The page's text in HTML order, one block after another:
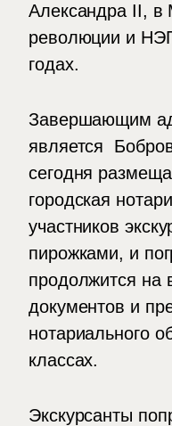
Александра II, в
революции и
годах.
Завершающим
является
сегодня
городская
участников
пирожками, и
продолжится на
документов и
нотариального
классах.
Экскурсанты